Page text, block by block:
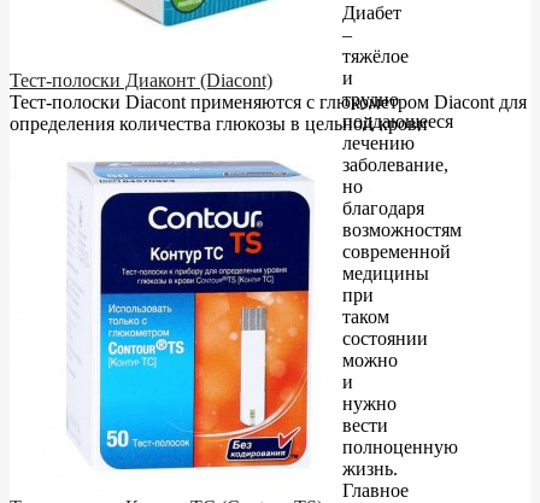
Тест-полоски Диаконт (Diacont)
Тест-полоски Diacont применяются с глюкометром Diacont для
определения количества глюкозы в цельной крови
Диабет
–
тяжёлое
и
трудно
поддающееся
лечению
заболевание,
но
благодаря
возможностям
современной
медицины
при
таком
состоянии
можно
и
нужно
вести
полноценную
жизнь.
Главное